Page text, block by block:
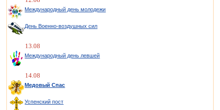
Международный день молодежи
День Военно-воздушных сил
13.08
Международный день левшей
14.08
Медовый Спас
Успенский пост